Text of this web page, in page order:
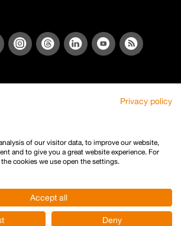
Privacy policy
of our visitor data, to improve our website,
and to give you a great website experience. For
cookies we use open the settings.
Accept all
Deny